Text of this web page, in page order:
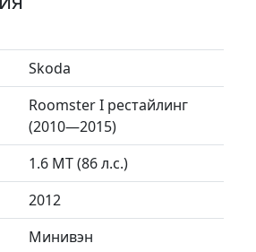
Skoda
Roomster I рестайлинг
(2010—2015)
1.6 MT (86 л.с.)
2012
Минивэн